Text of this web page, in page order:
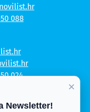
088
024
×
Newsletter!